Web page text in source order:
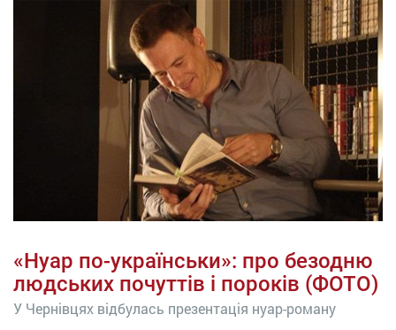
«Нуар по-українськи»: про безодню
людських почуттів і пороків (ФОТО)
У Чернівцях відбулась презентація нуар-роману